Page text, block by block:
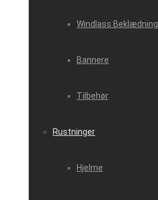
Windlass Beklædning
Bannere
Tilbehør
Rustninger
Hjelme